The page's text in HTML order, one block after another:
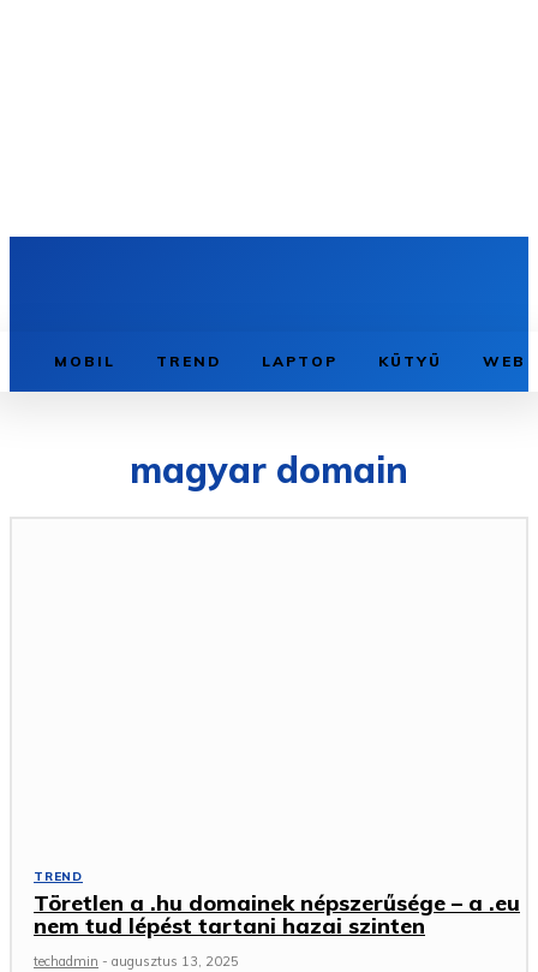
MOBIL TREND LAPTOP KÜTYÜ WEB
magyar domain
TREND
Töretlen a .hu domainek népszerűsége – a .eu
nem tud lépést tartani hazai szinten
techadmin - augusztus 13, 2025